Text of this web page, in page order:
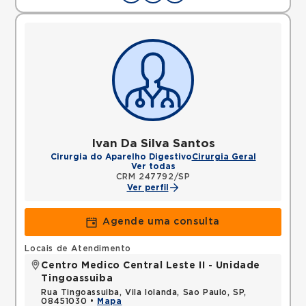
Ivan Da Silva Santos
Cirurgia do Aparelho DigestivoCirurgia Geral
Ver todas
CRM 247792/SP
Ver perfil
Agende uma consulta
Locais de Atendimento
Centro Medico Central Leste II - Unidade
Tingoassuiba
Rua Tingoassuiba, Vila Iolanda, Sao Paulo, SP,
08451030 •
Mapa